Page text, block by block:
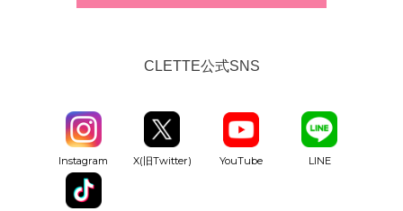
CLETTE公式SNS
Instagram X(旧Twitter) YouTube LINE